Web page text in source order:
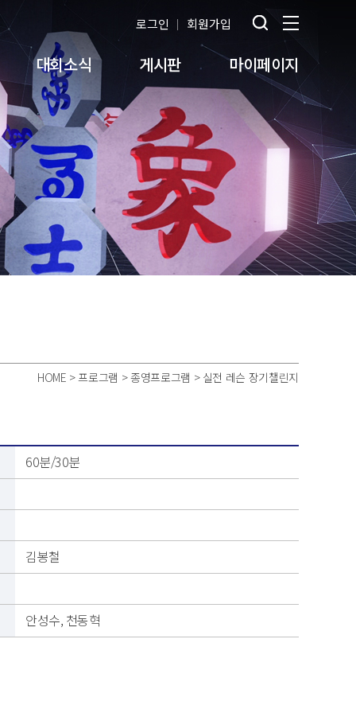
로그인 회원가입
대회소식 게시판 마이페이지
HOME > 프로그램 > 종영프로그램 > 실전 레슨 장기챌린지
60분/30분
김봉철
안성수, 천동혁